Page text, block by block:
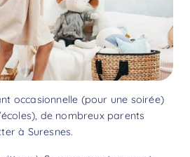
occasionnelle (pour une soirée)
de nombreux parents
à Suresnes.